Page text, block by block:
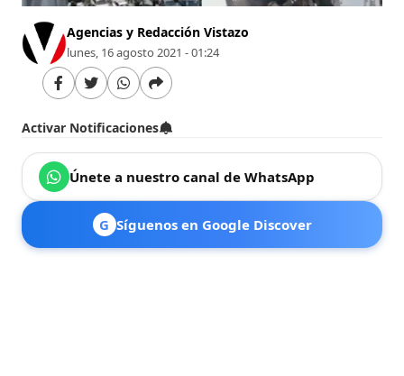
Agencias y Redacción Vistazo
lunes, 16 agosto 2021 - 01:24
Activar Notificaciones
Únete a nuestro canal de WhatsApp
G Síguenos en Google Discover